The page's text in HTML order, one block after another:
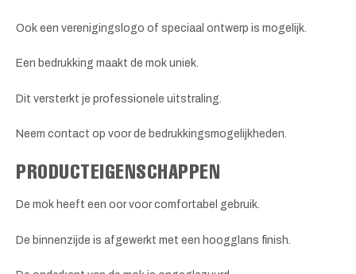
Ook een verenigingslogo of speciaal ontwerp is mogelijk.
Een bedrukking maakt de mok uniek.
Dit versterkt je professionele uitstraling.
Neem contact op voor de bedrukkingsmogelijkheden.
PRODUCTEIGENSCHAPPEN
De mok heeft een oor voor comfortabel gebruik.
De binnenzijde is afgewerkt met een hoogglans finish.